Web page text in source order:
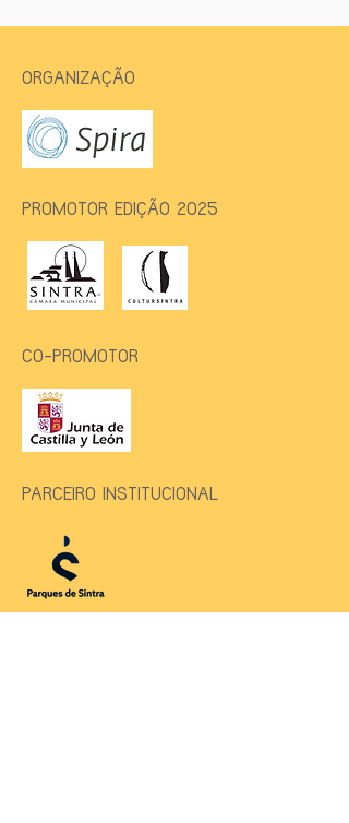
ORGANIZAÇÃO
PROMOTOR EDIÇÃO 2025
CO-PROMOTOR
PARCEIRO INSTITUCIONAL